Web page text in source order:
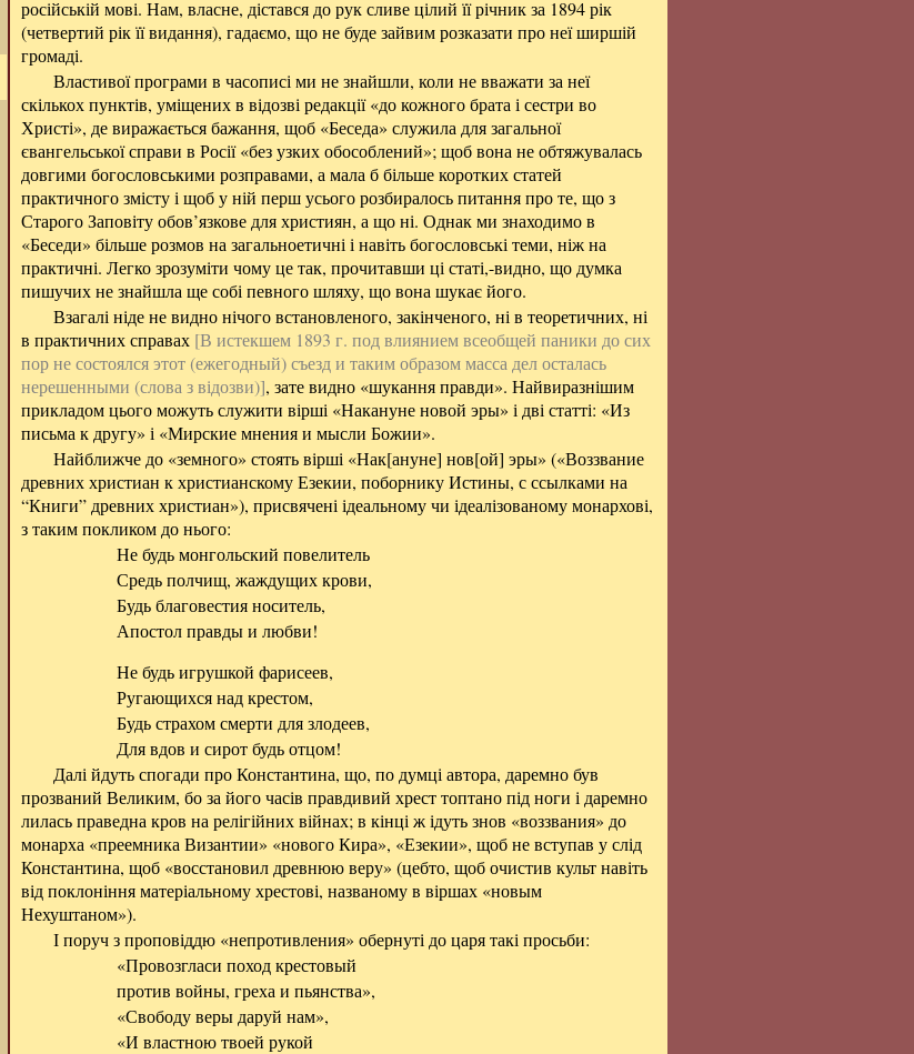
російській мові. Нам, власне, дістався до рук сливе цілий її річник за 1894 рік
(четвертий рік її видання), гадаємо, що не буде зайвим розказати про неї ширшій
громаді.
Властивої програми в часописі ми не знайшли, коли не вважати за неї
скількох пунктів, уміщених в відозві редакції «до кожного брата і сестри во
Христі», де виражається бажання, щоб «Беседа» служила для загальної
євангельської справи в Росії «без узких обособлений»; щоб вона не обтяжувалась
довгими богословськими розправами, а мала б більше коротких статей
практичного змісту і щоб у ній перш усього розбиралось питання про те, що з
Старого Заповіту обов’язкове для християн, а що ні. Однак ми знаходимо в
«Беседи» більше розмов на загальноетичні і навіть богословські теми, ніж на
практичні. Легко зрозуміти чому це так, прочитавши ці статі,-видно, що думка
пишучих не знайшла ще собі певного шляху, що вона шукає його.
Взагалі ніде не видно нічого встановленого, закінченого, ні в теоретичних, ні
в практичних справах [В истекшем 1893 г. под влиянием всеобщей паники до сих
пор не состоялся этот (ежегодный) съезд и таким образом масса дел осталась
нерешенными (слова з відозви)], зате видно «шукання правди». Найвиразнішим
прикладом цього можуть служити вірші «Накануне новой эры» і дві статті: «Из
письма к другу» і «Мирские мнения и мысли Божии».
Найближче до «земного» стоять вірші «Нак[ануне] нов[ой] эры» («Воззвание
древних христиан к христианскому Езекии, поборнику Истины, с ссылками на
“Книги” древних христиан»), присвячені ідеальному чи ідеалізованому монархові,
з таким покликом до нього:
Не будь монгольский повелитель
Средь полчищ, жаждущих крови,
Будь благовестия носитель,
Апостол правды и любви!
Не будь игрушкой фарисеев,
Ругающихся над крестом,
Будь страхом смерти для злодеев,
Для вдов и сирот будь отцом!
Далі йдуть спогади про Константина, що, по думці автора, даремно був
прозваний Великим, бо за його часів правдивий хрест топтано під ноги і даремно
лилась праведна кров на релігійних війнах; в кінці ж ідуть знов «воззвания» до
монарха «преемника Византии» «нового Кира», «Езекии», щоб не вступав у слід
Константина, щоб «восстановил древнюю веру» (цебто, щоб очистив культ навіть
від поклоніння матеріальному хрестові, названому в віршах «новым
Нехуштаном»).
І поруч з проповіддю «непротивления» обернуті до царя такі просьби:
«Провозгласи поход крестовый
против войны, греха и пьянства»,
«Свободу веры даруй нам»,
«И властною твоей рукой